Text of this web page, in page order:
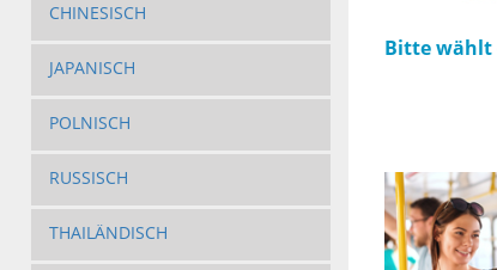
CHINESISCH
JAPANISCH
POLNISCH
RUSSISCH
THAILÄNDISCH
Bitte wählt